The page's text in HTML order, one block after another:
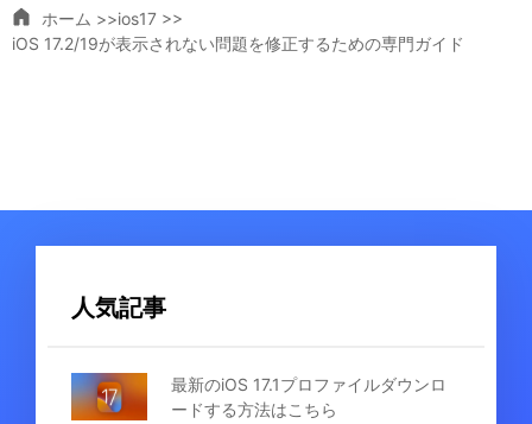
ホーム >>ios17 >>
iOS 17.2/19が表示されない問題を修正するための専門ガイド
人気記事
最新のiOS 17.1プロファイルダウンロ
ードする方法はこちら